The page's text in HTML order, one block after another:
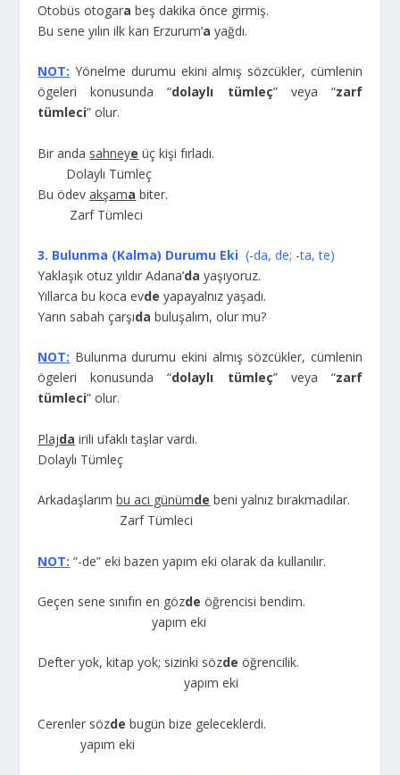
Otobüs otogara beş dakika önce girmiş.
Bu sene yılın ilk karı Erzurum’a yağdı.
NOT: Yönelme durumu ekini almış sözcükler, cümlenin
ögeleri konusunda “dolaylı tümleç” veya “zarf
tümleci” olur.
Bir anda sahneye üç kişi fırladı.
Dolaylı Tümleç
Bu ödevakşama biter.
Zarf Tümleci
3. Bulunma (Kalma) Durumu Eki (-da, de; -ta, te)
Yaklaşık otuz yıldır Adana’da yaşıyoruz.
Yıllarca bu koca evde yapayalnız yaşadı.
Yarın sabah çarşıda buluşalım, olur mu?
NOT: Bulunma durumu ekini almış sözcükler, cümlenin
ögeleri konusunda “dolaylı tümleç” veya “zarf
tümleci” olur.
Plajda irili ufaklı taşlar vardı.
Dolaylı Tümleç
Arkadaşlarımbu acı günümde beni yalnız bırakmadılar.
Zarf Tümleci
NOT: “-de” eki bazen yapım eki olarak da kullanılır.
Geçen sene sınıfın en gözde öğrencisi bendim.
yapım eki
Defter yok, kitap yok; sizinki sözde öğrencilik.
yapım eki
Cerenler sözde bugün bize geleceklerdi.
yapım eki